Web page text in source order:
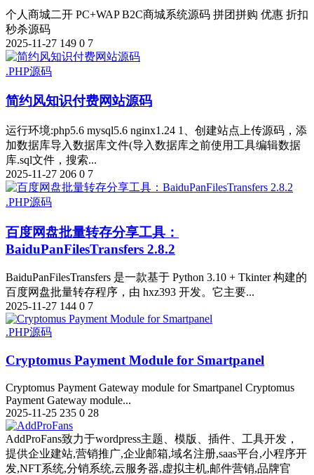
个人商城二开 PC+WAP B2C商城系统源码 拼团拼购 优惠 折扣
秒杀源码
2025-11-27 149 0 7
.PHP源码
简约风知识付费网站源码
运行环境:php5.6 mysql5.6 nginx1.24 1、创建站点上传源码，添
加数据库导入数据库文件(导入数据库之前使用工具编辑数据
库.sql文件，搜索...
2025-11-27 206 0 7
.PHP源码
百度网盘批量转存分享工具：
BaiduPanFilesTransfers 2.8.2
BaiduPanFilesTransfers 是一款基于 Python 3.10 + Tkinter 构建的
百度网盘批量转存程序，由 hxz393 开发。它主要...
2025-11-27 144 0 7
.PHP源码
Cryptomus Payment Module for Smartpanel
Cryptomus Payment Gateway module for Smartpanel Cryptomus
Payment Gateway module...
2025-11-25 235 0 28
AddProFans致力于wordpress主题、模版、插件、工具开发，
提供企业建站,营销推广,企业邮箱,域名注册,saas平台,小程序开
发,NFT系统,分销系统,云服务器,虚拟主机,邮件营销,品牌官